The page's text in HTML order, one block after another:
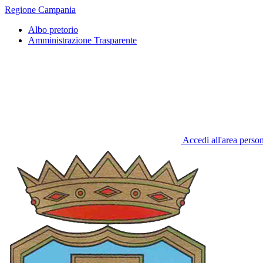
Regione Campania
Albo pretorio
Amministrazione Trasparente
Accedi all'area